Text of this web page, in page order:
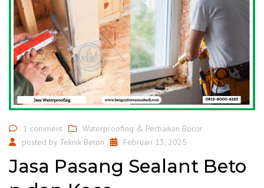
1 comment
Waterproofing & Perbaikan Bocor
posted by Teknik Beton Februari 13, 2025
Jasa Pasang Sealant Beto